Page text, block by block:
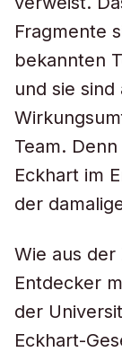
Fragmente
bekannten
und sie sind
Team.
Eckhart im
der
Wie aus
Entdecker
der
Eckhart-